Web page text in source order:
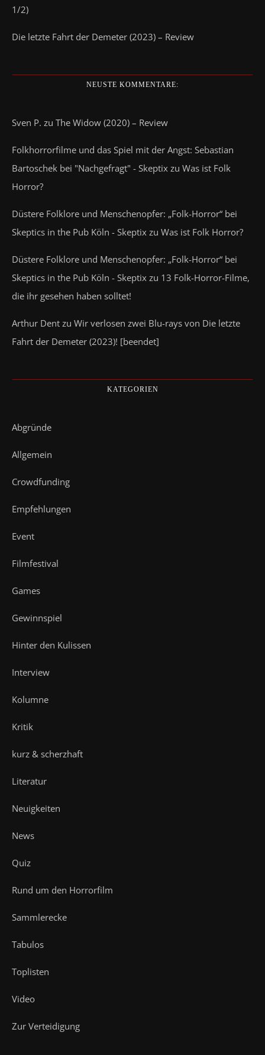
1/2)
Die letzte Fahrt der Demeter (2023) – Review
NEUSTE KOMMENTARE:
Sven P. zu The Widow (2020) – Review
Folkhorrorfilme und das Spiel mit der Angst: Sebastian
Bartoschek bei "Nachgefragt" - Skeptix zu Was ist Folk
Horror?
Düstere Folklore und Menschenopfer: „Folk-Horror“ bei
Skeptics in the Pub Köln - Skeptix zu Was ist Folk Horror?
Düstere Folklore und Menschenopfer: „Folk-Horror“ bei
Skeptics in the Pub Köln - Skeptix zu 13 Folk-Horror-Filme,
die ihr gesehen haben solltet!
Arthur Dent zu Wir verlosen zwei Blu-rays von Die letzte
Fahrt der Demeter (2023)! [beendet]
KATEGORIEN
Abgründe
Allgemein
Crowdfunding
Empfehlungen
Event
Filmfestival
Games
Gewinnspiel
Hinter den Kulissen
Interview
Kolumne
Kritik
kurz & scherzhaft
Literatur
Neuigkeiten
News
Quiz
Rund um den Horrorfilm
Sammlerecke
Tabulos
Toplisten
Video
Zur Verteidigung